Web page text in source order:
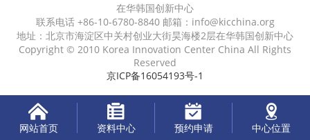
在华韩国创新中心
联系电话 +86-10-6780-8840 邮箱：info@kicchina.org
地址：北京市海淀区中关村创业大街昊海楼2层在华韩国创新中心
Copyright © 2010 Korea Innovation Center China All Rights
Reserved
京ICP备16054193号-1
网站首页 资料中心 预约申请 中心位置